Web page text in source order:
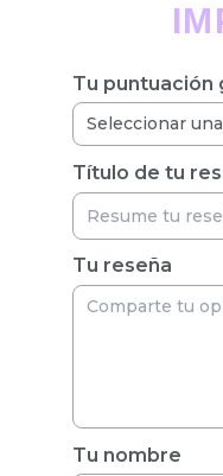
Tu puntuación
Título de tu
Tu reseña
Tu nombre